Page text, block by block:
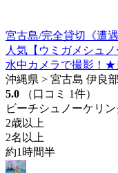
宮古島/完全貸切《遭
人気【ウミガメシュ
水中カメラで撮影！★
沖縄県 > 宮古島 伊良
5.0
（口コミ 1件）
ビーチシュノーケリ
2歳以上
2名以上
約1時間半